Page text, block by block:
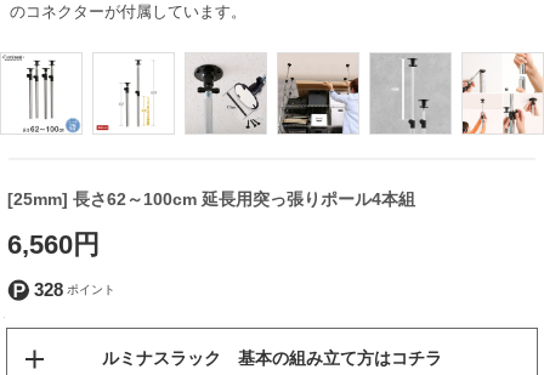
のコネクターが付属しています。
[25mm] 長さ62～100cm 延長用突っ張りポール4本組
6,560円
328
ルミナスラック 基本の組み立て方はコチラ